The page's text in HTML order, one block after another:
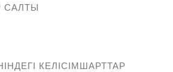
САЛТЫ
КЕЛІСІМШАРТТАР